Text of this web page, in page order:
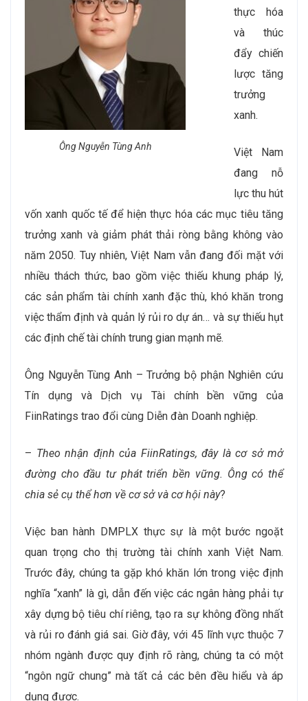
Ông Nguyễn Tùng Anh
thực hóa
và thúc
đẩy chiến
lược tăng
trưởng
xanh.
Việt Nam
đang nỗ
lực thu hút
vốn xanh quốc tế để hiện thực hóa các mục tiêu tăng
trưởng xanh và giảm phát thải ròng bằng không vào
năm 2050. Tuy nhiên, Việt Nam vẫn đang đối mặt với
nhiều thách thức, bao gồm việc thiếu khung pháp lý,
các sản phẩm tài chính xanh đặc thù, khó khăn trong
việc thẩm định và quản lý rủi ro dự án… và sự thiếu hụt
các định chế tài chính trung gian mạnh mẽ.
Ông Nguyễn Tùng Anh – Trưởng bộ phận Nghiên cứu
Tín dụng và Dịch vụ Tài chính bền vững của
FiinRatings trao đổi cùng Diễn đàn Doanh nghiệp.
– Theo nhận định của FiinRatings, đây là cơ sở mở
đường cho đầu tư phát triển bền vững. Ông có thể
chia sẻ cụ thể hơn về cơ sở và cơ hội này?
Việc ban hành DMPLX thực sự là một bước ngoặt
quan trọng cho thị trường tài chính xanh Việt Nam.
Trước đây, chúng ta gặp khó khăn lớn trong việc định
nghĩa “xanh” là gì, dẫn đến việc các ngân hàng phải tự
xây dựng bộ tiêu chí riêng, tạo ra sự không đồng nhất
và rủi ro đánh giá sai. Giờ đây, với 45 lĩnh vực thuộc 7
nhóm ngành được quy định rõ ràng, chúng ta có một
“ngôn ngữ chung” mà tất cả các bên đều hiểu và áp
dụng được.